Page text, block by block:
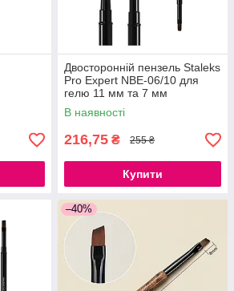
Двосторонній пензель Staleks
Pro Expert NBE-06/10 для
гелю 11 мм та 7 мм
В наявності
216,75 ₴ 255 ₴
Купити
–40%